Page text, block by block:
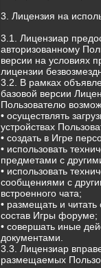
3. Лицензия на
3.1. Лицензиар
авторизованному
версии на условиях
лицензии
3.2. В рамках
базовой версии
Пользователю
• осуществлять
устройствах
• создать в Игре
• использовать
предметами с
• использовать
сообщениями с
встроенного чата;
• размещать и
состав Игры форуме;
• совершать иные
документами.
3.3. Лицензиар
размещаемых